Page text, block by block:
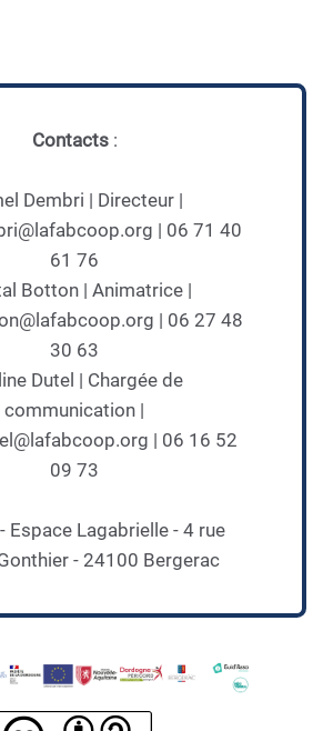
Contacts:
Dembri | Directeur |
| 06 71 40
61 76
Botton | Animatrice |
| 06 27 48
30 63
Dutel | Chargée de
communication |
| 06 16 52
09 73
Espace Lagabrielle - 4 rue
- 24100 Bergerac